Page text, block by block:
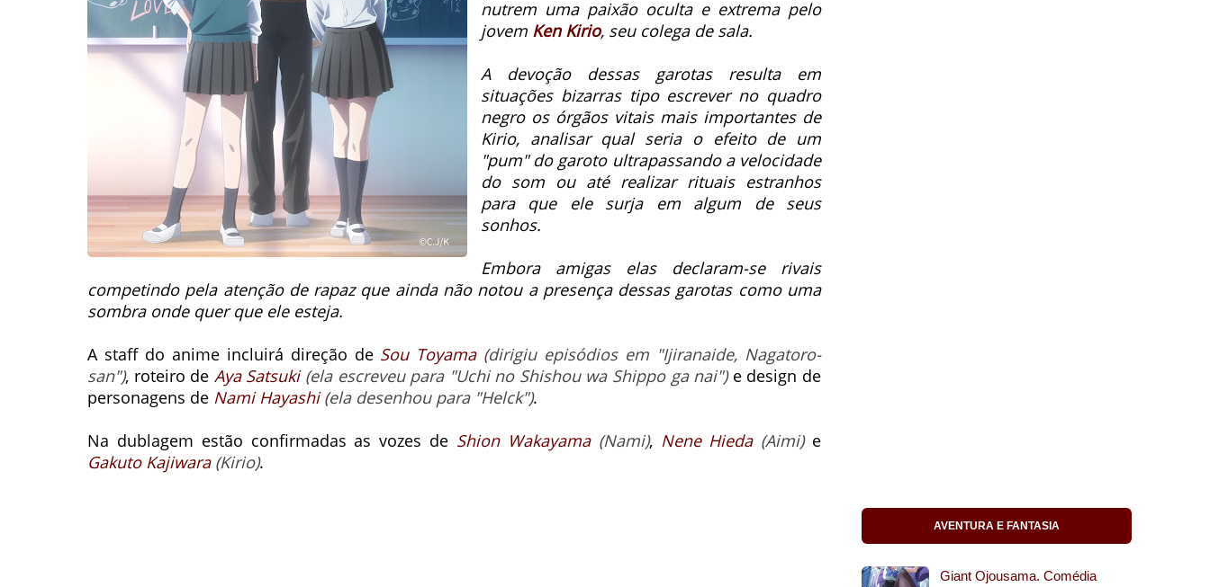
nutrem uma paixão oculta e extrema pelo
jovem Ken Kirio, seu colega de sala.
A devoção dessas garotas resulta em
situações bizarras tipo escrever no quadro
negro os órgãos vitais mais importantes de
Kirio, analisar qual seria o efeito de um
"pum" do garoto ultrapassando a velocidade
do som ou até realizar rituais estranhos
para que ele surja em algum de seus
sonhos.
Embora amigas elas declaram-se rivais
competindo pela atenção de rapaz que ainda não notou a presença dessas garotas como uma
sombra onde quer que ele esteja.
A staff do anime incluirá direção de Sou Toyama (dirigiu episódios em "Ijiranaide, Nagatoro-
san"), roteiro de Aya Satsuki (ela escreveu para "Uchi no Shishou wa Shippo ga nai")e design de
personagens de Nami Hayashi (ela desenhou para "Helck").
Na dublagem estão confirmadas as vozes de Shion Wakayama (Nami), Nene Hieda (Aimi)e
Gakuto Kajiwara (Kirio).
AVENTURA E FANTASIA
Giant Ojousama. Comédia